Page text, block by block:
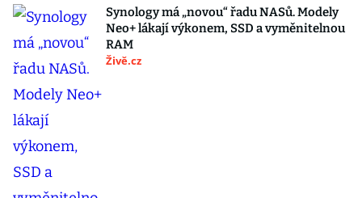
Synology má „novou“ řadu NASů. Modely
Neo+ lákají výkonem, SSD a vyměnitelnou
RAM
Živě.cz